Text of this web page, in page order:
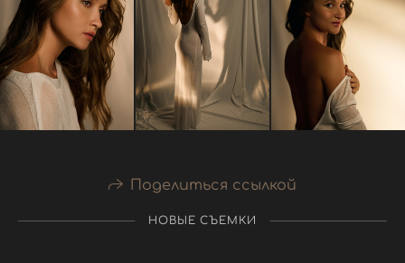
Поделиться ссылкой
НОВЫЕ СЪЕМКИ